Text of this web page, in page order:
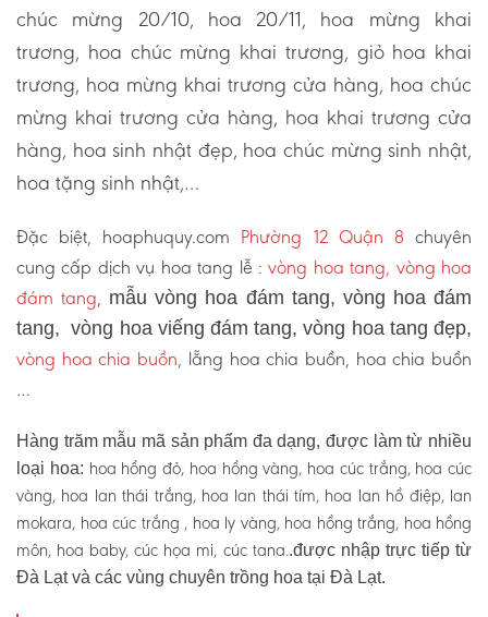
chúc mừng 20/10, hoa 20/11, hoa mừng khai
trương, hoa chúc mừng khai trương, giỏ hoa khai
trương, hoa mừng khai trương cửa hàng, hoa chúc
mừng khai trương cửa hàng, hoa khai trương cửa
hàng, hoa sinh nhật đẹp, hoa chúc mừng sinh nhật,
hoa tặng sinh nhật,…
Đặc biệt, hoaphuquy.com Phường 12 Quận 8 chuyên
cung cấp dịch vụ hoa tang lễ :vòng hoa tang, vòng hoa
đám tang, mẫu vòng hoa đám tang, vòng hoa đám
tang, vòng hoa viếng đám tang, vòng hoa tang đẹp,
vòng hoa chia buồn, lẵng hoa chia buồn, hoa chia buồn
…
Hàng trăm mẫu mã sản phẩm đa dạng, được làm từ nhiều
loại hoa: hoa hồng đỏ, hoa hồng vàng, hoa cúc trắng, hoa cúc
vàng, hoa lan thái trắng, hoa lan thái tím, hoa lan hồ điệp, lan
mokara, hoa cúc trắng , hoa ly vàng, hoa hồng trắng, hoa hồng
môn, hoa baby, cúc họa mi, cúc tana..được nhập trực tiếp từ
Đà Lạt và các vùng chuyên trồng hoa tại Đà Lạt.